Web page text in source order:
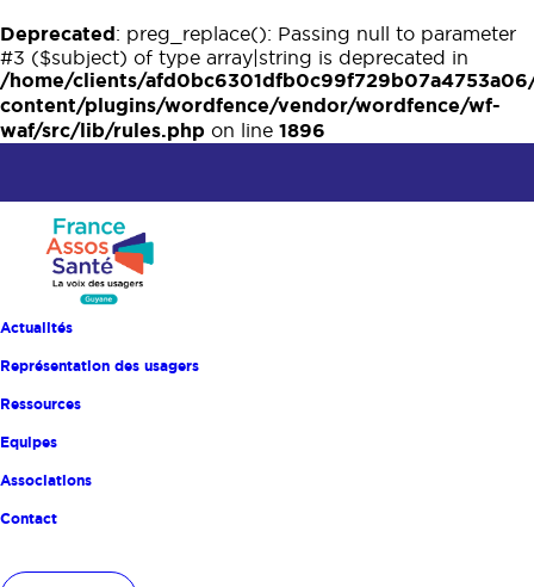
Deprecated: preg_replace(): Passing null to parameter
#3 ($subject) of type array|string is deprecated in
/home/clients/
content/plugins/wordfence/vendor/wordfence/wf-
waf/src/lib/rules.php on line 1896
Actualités
Représentation des usagers
Ressources
Equipes
Associations
Contact
Accueil